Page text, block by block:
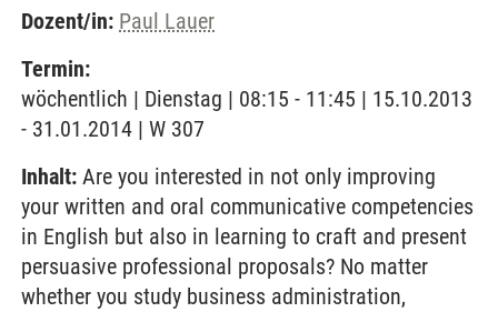
Dozent/in: Paul Lauer
Termin:
wöchentlich | Dienstag | 08:15 - 11:45 | 15.10.2013
- 31.01.2014 | W 307
Inhalt: Are you interested in not only improving
your written and oral communicative competencies
in English but also in learning to craft and present
persuasive professional proposals? No matter
whether you study business administration,